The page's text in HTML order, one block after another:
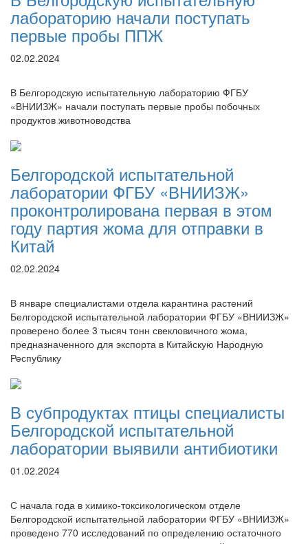
лабораторию начали поступать
первые пробы ППЖ
02.02.2024
В Белгородскую испытательную лабораторию ФГБУ
«ВНИИЗЖ» начали поступать первые пробы побочных
продуктов животноводства
Белгородской испытательной
лаборатории ФГБУ «ВНИИЗЖ»
проконтролирована первая в этом
году партия жома для отправки в
Китай
02.02.2024
В январе специалистами отдела карантина растений
Белгородской испытательной лаборатории ФГБУ «ВНИИЗЖ»
проверено более 3 тысяч тонн свекловичного жома,
предназначенного для экспорта в Китайскую Народную
Республику
В субпродуктах птицы специалисты
Белгородской испытательной
лаборатории выявили антибиотики
01.02.2024
С начала года в химико-токсикологическом отделе
Белгородской испытательной лаборатории ФГБУ «ВНИИЗЖ»
проведено 770 исследований по определению остаточного